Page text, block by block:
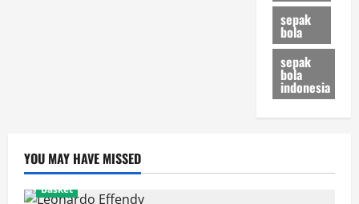
sepak
bola
sepak
bola
indonesia
YOU MAY HAVE MISSED
Basket